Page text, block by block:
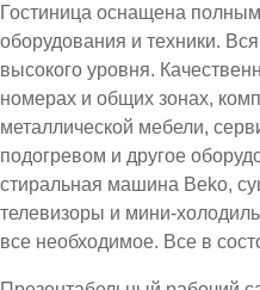
Гостиница оснащена
оборудования и техники.
высокого уровня.
номерах и общих зонах,
металлической мебели,
подогревом и другое
стиральная машина Beko,
телевизоры и мини-
все необходимое. Все в